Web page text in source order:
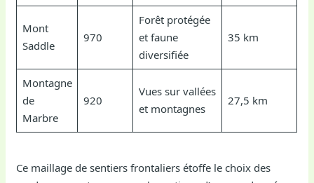
Mont
Saddle
970
Forêt protégée
et faune
diversifiée
35 km
Montagne
de
Marbre
920
Vues sur vallées
et montagnes
27,5 km
Ce maillage de sentiers frontaliers étoffe le choix des